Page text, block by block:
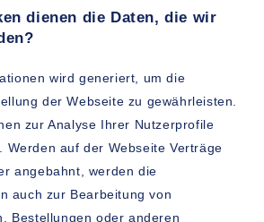
dienen die Daten, die wir
wird generiert, um die
der Webseite zu gewährleisten.
zur Analyse Ihrer Nutzerprofile
Werden auf der Webseite Verträge
angebahnt, werden die
auch zur Bearbeitung von
Bestellungen oder anderen